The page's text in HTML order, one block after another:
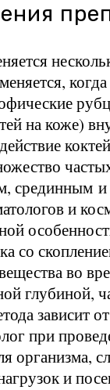
на коже)
срединным
и
со
во
глубиной,
зависит
при
организма,
и